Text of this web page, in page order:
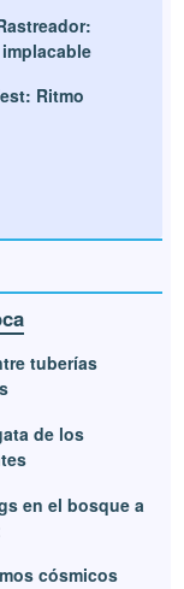
Ritmo
tuberías
de los
en el bosque a
cósmicos